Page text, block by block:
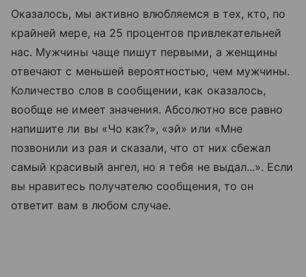
Оказалось, мы активно влюбляемся в тех, кто, по
крайней мере, на 25 процентов привлекательней
нас. Мужчины чаще пишут первыми, а женщины
отвечают с меньшей вероятностью, чем мужчины.
Количество слов в сообщении, как оказалось,
вообще не имеет значения. Абсолютно все равно
напишите ли вы «Чо как?», «эй» или «Мне
позвонили из рая и сказали, что от них сбежал
самый красивый ангел, но я тебя не выдал...». Если
вы нравитесь получателю сообщения, то он
ответит вам в любом случае.